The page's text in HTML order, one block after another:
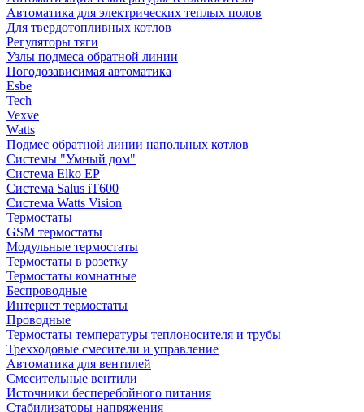
Автоматика для электрических теплых полов
Для твердотопливных котлов
Регуляторы тяги
Узлы подмеса обратной линии
Погодозависимая автоматика
Esbe
Tech
Vexve
Watts
Подмес обратной линии напольных котлов
Системы "Умный дом"
Система Elko EP
Система Salus iT600
Система Watts Vision
Термостаты
GSM термостаты
Модульные термостаты
Термостаты в розетку
Термостаты комнатные
Беспроводные
Интернет термостаты
Проводные
Термостаты температуры теплоносителя и трубы
Трехходовые смесители и управление
Автоматика для вентилей
Смесительные вентили
Источники бесперебойного питания
Стабилизаторы напряжения